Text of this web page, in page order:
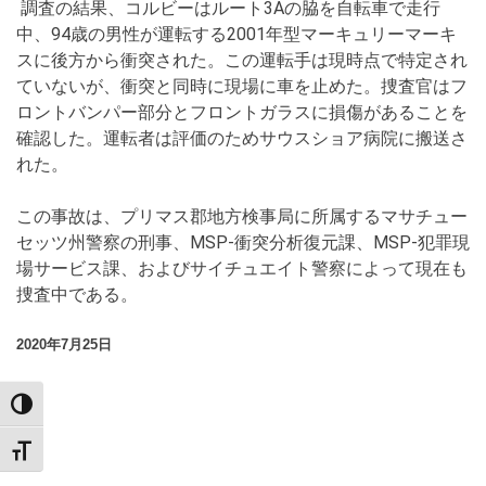
TOGGLE HIGH CONTRAST
TOGGLE FONT SIZE
調査の結果、コルビーはルート3Aの脇を自転車で走行
中、94歳の男性が運転する2001年型マーキュリーマーキ
スに後方から衝突された。この運転手は現時点で特定され
ていないが、衝突と同時に現場に車を止めた。捜査官はフ
ロントバンパー部分とフロントガラスに損傷があることを
確認した。運転者は評価のためサウスショア病院に搬送さ
れた。
この事故は、プリマス郡地方検事局に所属するマサチュー
セッツ州警察の刑事、MSP-衝突分析復元課、MSP-犯罪現
場サービス課、およびサイチュエイト警察によって現在も
捜査中である。
2020年7月25日